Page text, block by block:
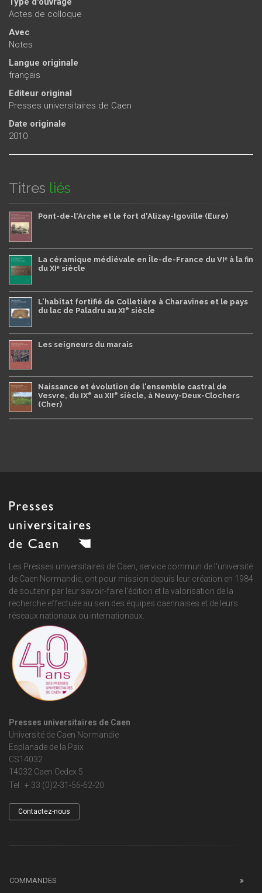
Actes de colloque
Avec
Notes
Langue originale
français
Editeur original
Presses universitaires de Caen
Date originale
2010
Titres liés
Pont-de-l'Arche et le fort d'Alizay-Igoville (Eure)
La céramique médiévale en Île-de-France du VIᵉ à la fin
du XIᵉ siècle
L'habitat fortifié de Colletière à Charavines et le pays
du lac de Paladru au XIe siècle
Les seigneurs du marais
Naissance et évolution de l'ensemble castral de
Vesvre, du IXe au XIIe siècle, à Neuvy-Deux-Clochers
(Cher)
Les Presses universitaires de Caen, service commun de l'université
de Caen Normandie , ont pour mission depuis leur création en 1984
de soutenir par leur savoir-faire l'édition et la valorisation de la
recherche effectuée au sein des équipes caennaises et de leurs
réseaux nationaux ou internationaux.
Presses universitaires de Caen
Université de Caen Normandie
Esplanade de la Paix
CS14032
14032 Caen Cedex 5
Tel : + 33 (0)2-31-56-62-20
Contactez-nous
COMMANDES